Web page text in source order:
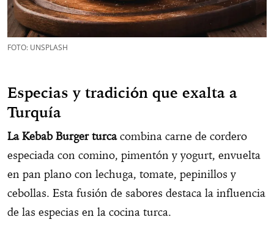
FOTO: UNSPLASH
Especias y tradición que exalta a
Turquía
La Kebab Burger turcacombina carne de cordero
especiada con comino, pimentón y yogurt, envuelta
en pan plano con lechuga, tomate, pepinillos y
cebollas. Esta fusión de sabores destaca la influencia
de las especias en la cocina turca.